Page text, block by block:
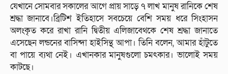
যেখানে সোমবার সকালের আগে প্রায় সাড়ে ৭ লাখ মানুষ রানিকে শেষ
শ্রদ্ধা জানাবে।ব্রিটিশ ইতিহাসে সবচেয়ে বেশি সময় ধরে সিংহাসন
অলংকৃত করে রাখা রানি দ্বিতীয় এলিজাবেথকে শেষ শ্রদ্ধা জানাতে
এসেছেন লন্ডনের বাসিন্দা হাইসিন্থ আপা। তিনি বলেন, আমার হাঁটুতে
বা পায়ে ব্যথা নেই। এখানকার মানুষগুলো চমৎকার। ভালোই সময়
কাটছে।